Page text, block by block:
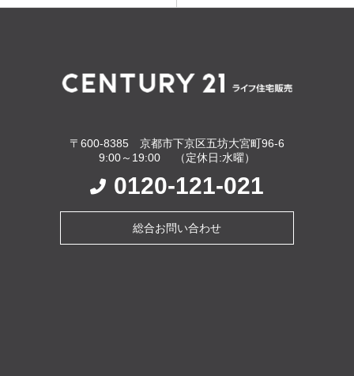
〒600-8385 京都市下京区五坊大宮町96-6
9:00～19:00 （定休日:水曜）
0120-121-021
総合お問い合わせ